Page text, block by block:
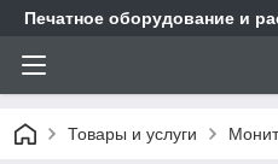
Печатное оборудование и
Товары и услуги